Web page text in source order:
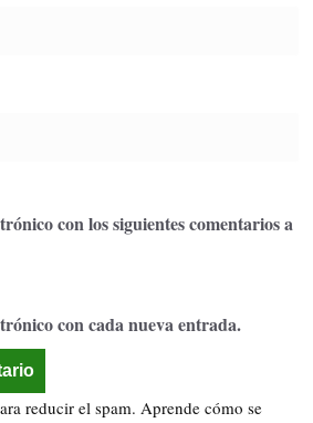
con los siguientes comentarios a
con cada nueva entrada.
reducir el spam. Aprende cómo se